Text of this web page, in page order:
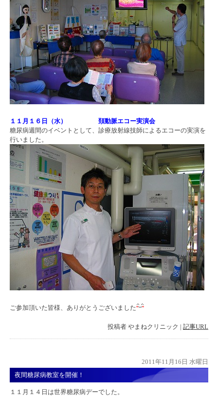
１１月１６日（水） 頚動脈エコー実演会
糖尿病週間のイベントとして、診療放射線技師によるエコーの実演を
行いました。
ご参加頂いた皆様、ありがとうございました
投稿者 やまねクリニック | 記事URL
2011年11月16日 水曜日
夜間糖尿病教室を開催！
１１月１４日は世界糖尿病デーでした。